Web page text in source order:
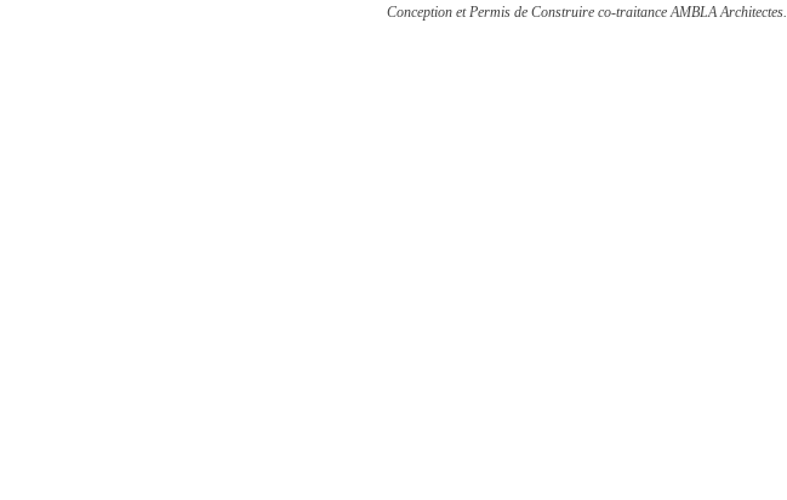
Conception et Permis de Construire co-traitance AMBLA Architectes.